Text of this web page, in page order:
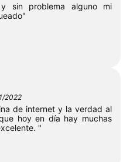
sin problema alguno mi
2022
de internet y la verdad al
hoy en día hay muchas
"